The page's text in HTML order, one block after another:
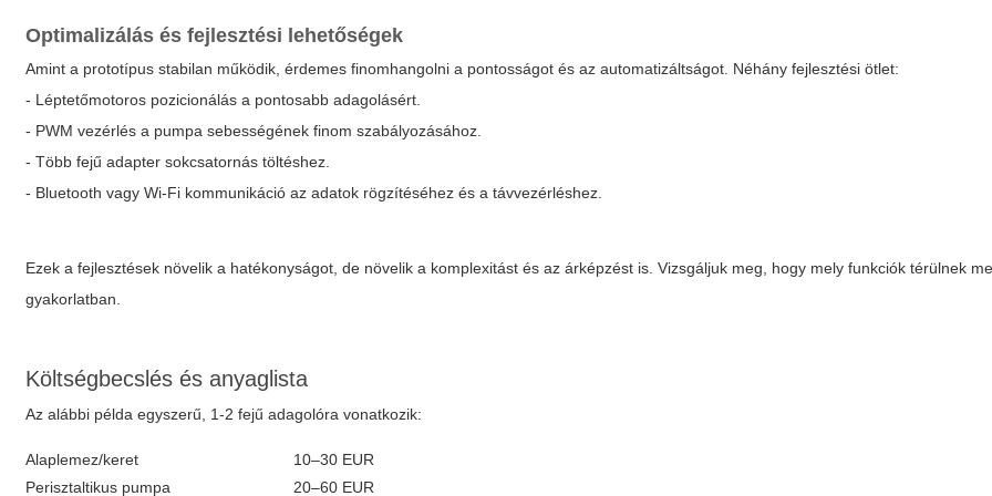
Optimalizálás és fejlesztési lehetőségek
Amint a prototípus stabilan működik, érdemes finomhangolni a pontosságot és az automatizáltságot. Néhány fejlesztési ötlet:
- Léptetőmotoros pozicionálás a pontosabb adagolásért.
- PWM vezérlés a pumpa sebességének finom szabályozásához.
- Több fejű adapter sokcsatornás töltéshez.
- Bluetooth vagy Wi‑Fi kommunikáció az adatok rögzítéséhez és a távvezérléshez.
Ezek a fejlesztések növelik a hatékonyságot, de növelik a komplexitást és az árképzést is. Vizsgáljuk meg, hogy mely funkciók térülnek
gyakorlatban.
Költségbecslés és anyaglista
Az alábbi példa egyszerű, 1-2 fejű adagolóra vonatkozik:
Alaplemez/keret
10–30 EUR
Perisztaltikus pumpa
20–60 EUR